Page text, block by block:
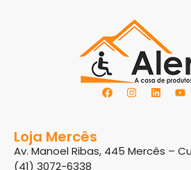
Loja Mercês
Av. Manoel Ribas, 445 Mercês –
(41) 3072-6338